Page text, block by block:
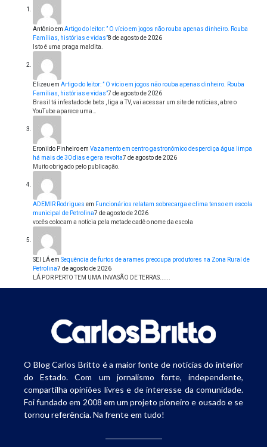
Antônioem Artigo do leitor: ” O vício em jogos não rouba apenas dinheiro. Rouba
Famílias, histórias e vidas”8 de agosto de 2026
Isto é uma praga maldita.
Elizeu em Artigo do leitor: ” O vício em jogos não rouba apenas dinheiro. Rouba
Famílias, histórias e vidas”7 de agosto de 2026
Brasil tá infestado de bets , liga a TV, vai acessar um site de notícias, abre o
YouTube aparece uma…
Eronildo Pinheiroem Vazamento em centro gastronômico desperdiça água limpa
há mais de 30 dias e gera revolta7 de agosto de 2026
Muito obrigado pelo publicação.
ADEMIR Rodrigues em Funcionários relatam sobrecarga e clima tenso em escola
municipal de Petrolina7 de agosto de 2026
vocês colocam a notícia pela metade cadê o nome da escola
SEI LÁem Sequência de furtos de arames preocupa produtores na Zona Rural de
Petrolina7 de agosto de 2026
LÁ POR PERTO TEM UMA INVASÃO DE TERRAS......
O Blog Carlos Britto é a maior fonte de notícias do interior
do Estado. Com um jornalismo forte, independente,
compartilha opiniões livres e de interesse da comunidade.
Foi fundado em 2008 em um projeto pioneiro e ousado e se
tornou referência. Na frente em tudo!